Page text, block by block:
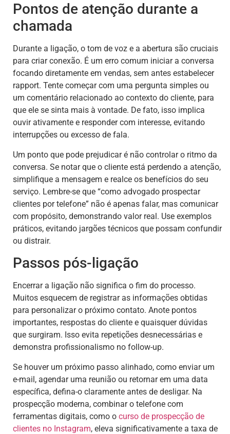
Pontos de atenção durante a
chamada
Durante a ligação, o tom de voz e a abertura são cruciais
para criar conexão. É um erro comum iniciar a conversa
focando diretamente em vendas, sem antes estabelecer
rapport. Tente começar com uma pergunta simples ou
um comentário relacionado ao contexto do cliente, para
que ele se sinta mais à vontade. De fato, isso implica
ouvir ativamente e responder com interesse, evitando
interrupções ou excesso de fala.
Um ponto que pode prejudicar é não controlar o ritmo da
conversa. Se notar que o cliente está perdendo a atenção,
simplifique a mensagem e realce os benefícios do seu
serviço. Lembre-se que “como advogado prospectar
clientes por telefone” não é apenas falar, mas comunicar
com propósito, demonstrando valor real. Use exemplos
práticos, evitando jargões técnicos que possam confundir
ou distrair.
Passos pós-ligação
Encerrar a ligação não significa o fim do processo.
Muitos esquecem de registrar as informações obtidas
para personalizar o próximo contato. Anote pontos
importantes, respostas do cliente e quaisquer dúvidas
que surgiram. Isso evita repetições desnecessárias e
demonstra profissionalismo no follow-up.
Se houver um próximo passo alinhado, como enviar um
e-mail, agendar uma reunião ou retornar em uma data
específica, defina-o claramente antes de desligar. Na
prospecção moderna, combinar o telefone com
ferramentas digitais, como o curso de prospecção de
clientes no Instagram, eleva significativamente a taxa de